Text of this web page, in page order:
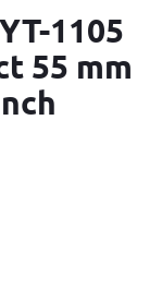
1105
55 mm